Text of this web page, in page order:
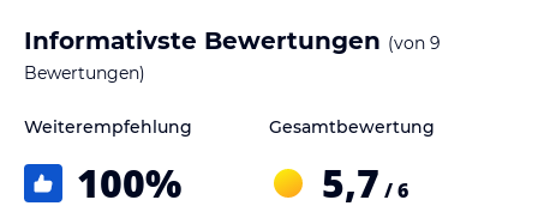
Die Zimmer im Landgasthof Brunnenwirt Zum Meenzer sind
komfortabel und bieten alles, was Sie für einen angenehmen
Badezimmer mit Dusche und Haartrockner sowie einen Balkon, auf
können. Jedes Zimmer ist mit einem Schreibtisch und einem
Flachbild-TV ausgestattet, damit Sie sich wie zu Hause fühlen
Informativste Bewertungen (von 9
Bewertungen)
Weiterempfehlung
100%
Gesamtbewertung
5,7 / 6